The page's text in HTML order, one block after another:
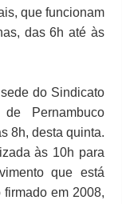
que funcionam
das 6h até às
do Sindicato
Pernambuco
8h, desta quinta.
às 10h para
que está
em 2008,